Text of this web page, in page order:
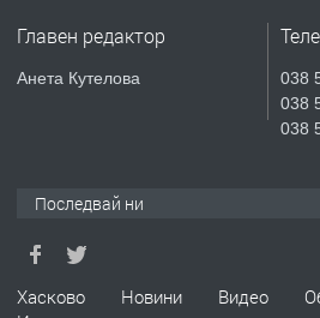
СГЛОБЯВАНЕ
апартамент
Главен редактор
Анета Кутелова
038
038
038
Последвай ни
Хасково Новини Видео